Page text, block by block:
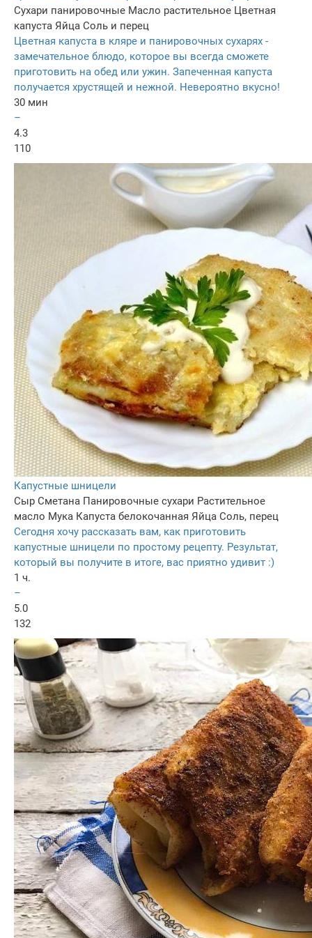
Сухари панировочные Масло растительное Цветная
капуста Яйца Соль и перец
Цветная капуста в кляре и панировочных сухарях -
замечательное блюдо, которое вы всегда сможете
приготовить на обед или ужин. Запеченная капуста
получается хрустящей и нежной. Невероятно вкусно!
30 мин
–
4.3
110
Капустные шницели
Сыр Сметана Панировочные сухари Растительное
масло Мука Капуста белокочанная Яйца Соль, перец
Сегодня хочу рассказать вам, как приготовить
капустные шницели по простому рецепту. Результат,
который вы получите в итоге, вас приятно удивит :)
1 ч.
–
5.0
132